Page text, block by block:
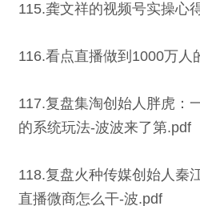
115.龚文祥的视频号实操心
116.看点直播做到1000万人
117.复盘集淘创始人胖虎：
的系统玩法-波波来了第.pdf
118.复盘火种传媒创始人秦
直播微商怎么干-波.pdf